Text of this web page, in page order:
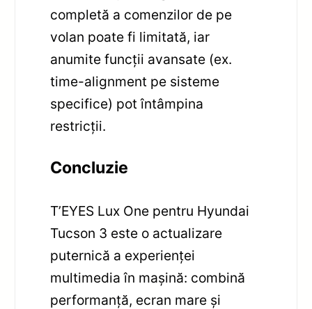
completă a comenzilor de pe
volan poate fi limitată, iar
anumite funcții avansate (ex.
time-alignment pe sisteme
specifice) pot întâmpina
restricții.
Concluzie
T’EYES Lux One pentru Hyundai
Tucson 3 este o actualizare
puternică a experienței
multimedia în mașină: combină
performanță, ecran mare și